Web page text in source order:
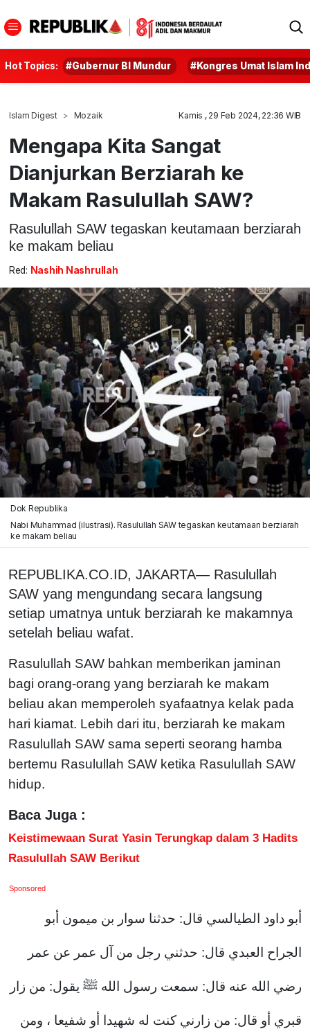
Hot Topics: #Gubernur BI Mundur #Kongres Umat Islam
Islam Digest Mozaik Kamis , 29 Feb 2024, 22:36 WIB
Mengapa Kita Sangat
Dianjurkan Berziarah ke
Makam Rasulullah SAW?
Rasulullah SAW tegaskan keutamaan berziarah
ke makam beliau
Red: Nashih Nashrullah
Dok Republika
Nabi Muhammad (ilustrasi). Rasulullah SAW tegaskan keutamaan berziarah
ke makam beliau
REPUBLIKA.CO.ID, JAKARTA— Rasulullah
SAW yang mengundang secara langsung
setiap umatnya untuk berziarah ke makamnya
setelah beliau wafat.
Rasulullah SAW bahkan memberikan jaminan
bagi orang-orang yang berziarah ke makam
beliau akan memperoleh syafaatnya kelak pada
hari kiamat. Lebih dari itu, berziarah ke makam
Rasulullah SAW sama seperti seorang hamba
bertemu Rasulullah SAW ketika Rasulullah SAW
hidup.
Baca Juga :
Keistimewaan Surat Yasin Terungkap dalam 3 Hadits
Rasulullah SAW Berikut
Sponsored
أبو داود الطيالسي قال: حدثنا سوار بن ميمون أبو
الجراح العبدي قال: حدثني رجل من آل عمر عن عمر
رضي الله عنه قال: سمعت رسول الله ﷺ يقول: من زار
قبري أو قال: من زارني كنت له شهيدا أو شفيعا ، ومن